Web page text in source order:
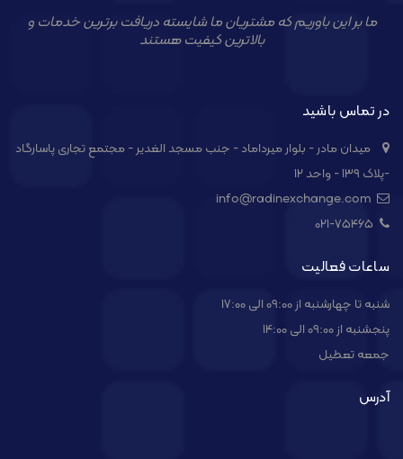
ما بر این باوریم که مشتریان ما شایسته دریافت برترین خدمات و
بالاترین کیفیت هستند
در تماس باشید
میدان مادر - بلوار میرداماد - جنب مسجد الغدیر - مجتمع تجاری پاسارگاد
-پلاک ۱۳۹ - واحد ۱۲
021-۷۵۴۶۵
ساعات فعالیت
شنبه تا چهارشنبه از 09:00 الی 17:00
پنجشنبه از 09:00 الی 14:00
جمعه تعطیل
آدرس